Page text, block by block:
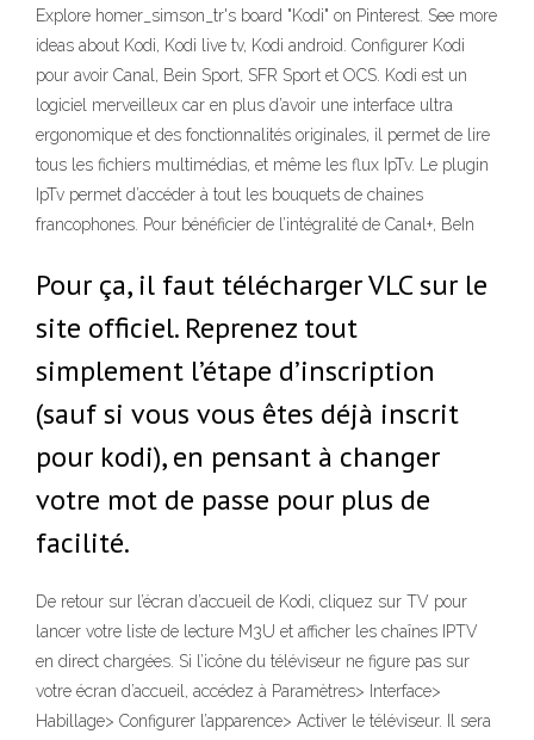
Explore homer_simson_tr's board "Kodi" on Pinterest. See more
ideas about Kodi, Kodi live tv, Kodi android. Configurer Kodi
pour avoir Canal, Bein Sport, SFR Sport et OCS. Kodi est un
logiciel merveilleux car en plus d’avoir une interface ultra
ergonomique et des fonctionnalités originales, il permet de lire
tous les fichiers multimédias, et même les flux IpTv. Le plugin
IpTv permet d’accéder à tout les bouquets de chaines
francophones. Pour bénéficier de l’intégralité de Canal+, BeIn
Pour ça, il faut télécharger VLC sur le
site officiel. Reprenez tout
simplement l’étape d’inscription
(sauf si vous vous êtes déjà inscrit
pour kodi), en pensant à changer
votre mot de passe pour plus de
facilité.
De retour sur l’écran d’accueil de Kodi, cliquez sur TV pour
lancer votre liste de lecture M3U et afficher les chaînes IPTV
en direct chargées. Si l’icône du téléviseur ne figure pas sur
votre écran d’accueil, accédez à Paramètres> Interface>
Habillage> Configurer l’apparence> Activer le téléviseur. Il sera